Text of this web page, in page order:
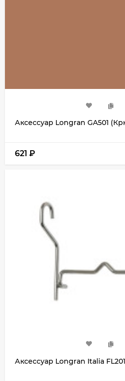
Аксессуар Longran GA501
621 ₽
Аксессуар Longran Italia